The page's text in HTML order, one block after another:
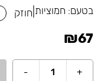
בטעם: חמוציות חוזק
₪67
+
1
-